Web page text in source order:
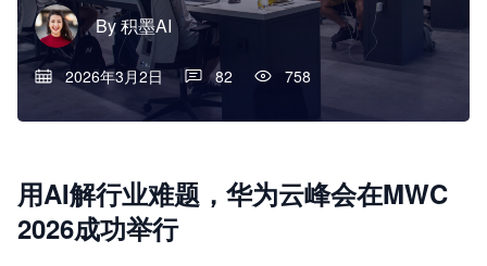
By积墨AI
2026年3月2日 82 758
用AI解行业难题，华为云峰会在MWC
2026成功举行